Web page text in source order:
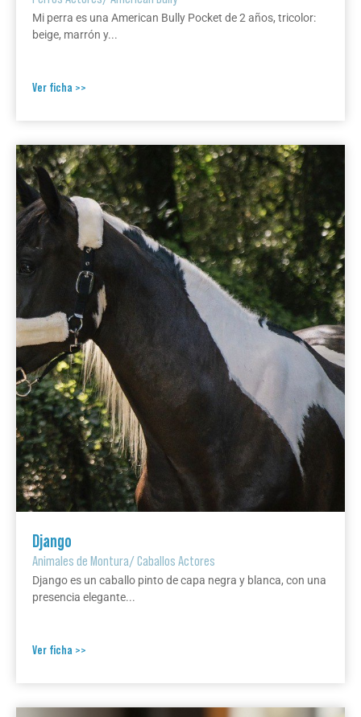
Mi perra es una American Bully Pocket de 2 años, tricolor:
beige, marrón y...
Ver ficha >>
Django
Animales de Montura/Caballos Actores
Django es un caballo pinto de capa negra y blanca, con una
presencia elegante...
Ver ficha >>